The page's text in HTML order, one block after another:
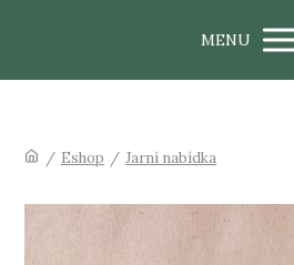
MENU
/ Eshop / Jarní nabídka